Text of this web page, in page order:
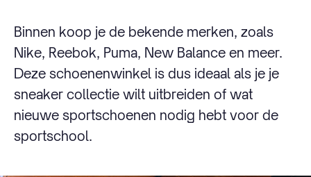
Binnen koop je de bekende merken, zoals
Nike, Reebok, Puma, New Balance en meer.
Deze schoenenwinkel is dus ideaal als je je
sneaker collectie wilt uitbreiden of wat
nieuwe sportschoenen nodig hebt voor de
sportschool.